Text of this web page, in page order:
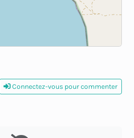
Connectez-vous pour commenter